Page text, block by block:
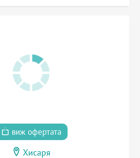
виж офертата
Хисаря